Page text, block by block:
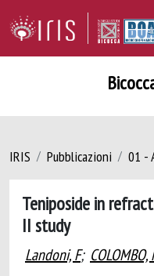
IRIS Pubblicazioni 01 -
Teniposide in
II study
Landoni, F;